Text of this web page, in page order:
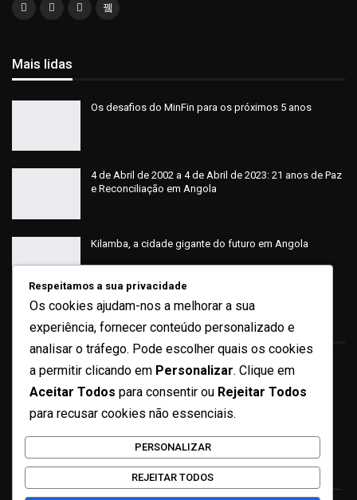
Mais lidas
Os desafios do MinFin para os próximos 5 anos
4 de Abril de 2002 a 4 de Abril de 2023: 21 anos de Paz
e Reconciliação em Angola
Kilamba, a cidade gigante do futuro em Angola
Sobre
Quem Somos
Ficha Técnica
Respeitamos a sua privacidade
Os cookies ajudam-nos a melhorar a sua
experiência, fornecer conteúdo personalizado e
analisar o tráfego. Pode escolher quais os cookies
a permitir clicando em Personalizar. Clique em
Aceitar Todos para consentir ou Rejeitar Todos
para recusar cookies não essenciais.
PERSONALIZAR
REJEITAR TODOS